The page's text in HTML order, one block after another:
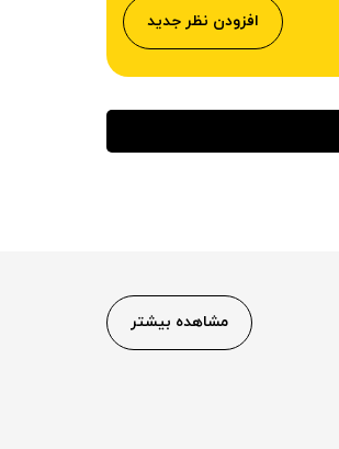
افزودن نظر جدید
مشاهده بیشتر